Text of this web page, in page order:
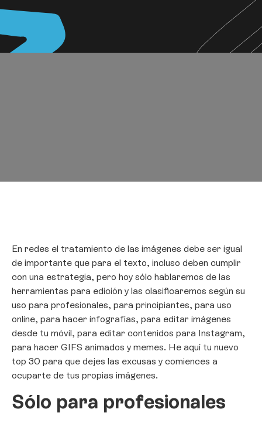
En redes el tratamiento de las imágenes debe ser igual
de importante que para el texto, incluso deben cumplir
con una estrategia, pero hoy sólo hablaremos de las
herramientas para edición y las clasificaremos según su
uso para profesionales, para principiantes, para uso
online, para hacer infografías, para editar imágenes
desde tu móvil, para editar contenidos para Instagram,
para hacer GIFS animados y memes. He aquí tu nuevo
top 30 para que dejes las excusas y comiences a
ocuparte de tus propias imágenes.
Sólo para profesionales